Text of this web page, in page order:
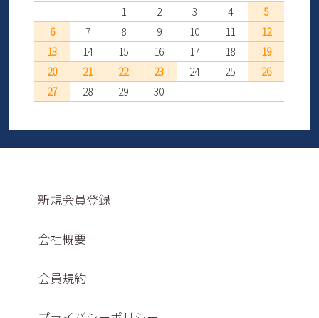
1
2 3 4
5
6
7 8 9 10 11
12
13
14 15 16 17 18
19
20
21 22 23 24 25
26
27
28 29 30
新規会員登録
会社概要
会員規約